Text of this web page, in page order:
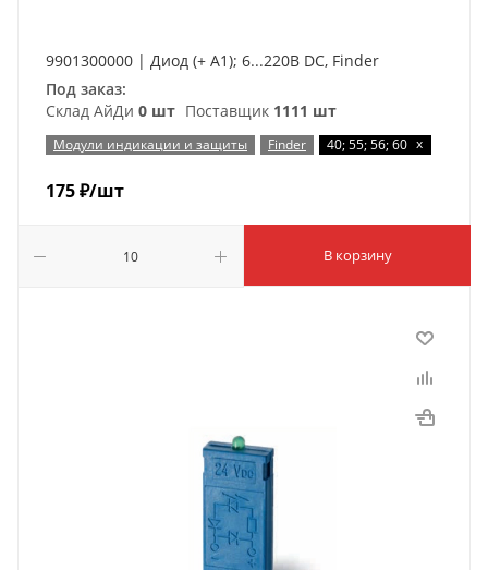
9901300000 | Диод (+ A1); 6...220В DC, Finder
Под заказ:
Склад АйДи 0 шт Поставщик 1111 шт
Модули индикации и защиты Finder 40; 55; 56; 60 x
175₽/шт
В корзину